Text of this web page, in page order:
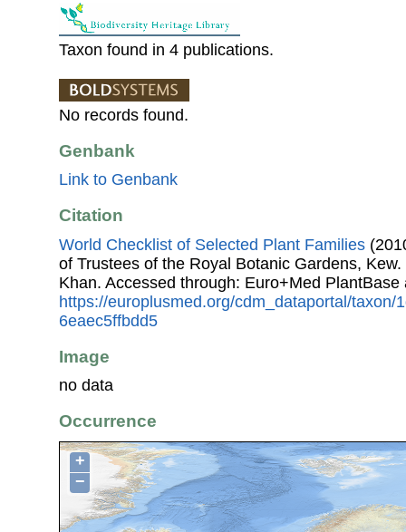
Taxon found in 4 publications.
No records found.
Genbank
Link to Genbank
Citation
World Checklist of Selected Plant Families
of Trustees of the Royal Botanic Gardens, Kew.
Khan. Accessed through: Euro+Med PlantBase
https://europlusmed.org/cdm_dataportal/taxon/
6eaec5ffbdd5
Image
no data
Occurrence
+
−